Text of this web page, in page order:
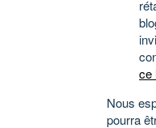
ce
Nous
pourra